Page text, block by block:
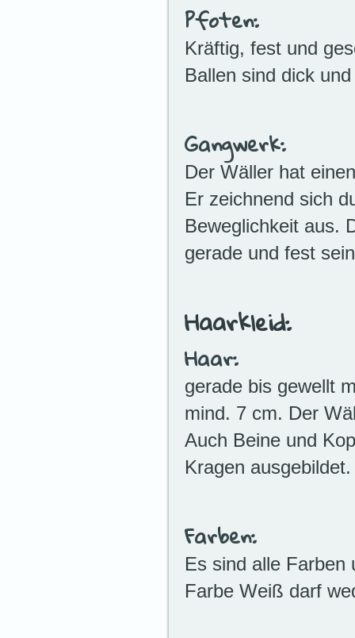
Pfoten:
Kräftig, fest und
Ballen sind dick
Gangwerk:
Der Wäller hat
Er zeichnend sich
Beweglichkeit aus.
gerade und fest
Haarkleid:
Haar:
gerade bis gewellt
mind. 7 cm. Der
Auch Beine und
Kragen ausgebildet.
Farben:
Es sind alle Farben
Farbe Weiß darf